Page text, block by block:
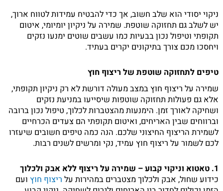
ניקוי יסודי הוא שלב חשוב, אך כדי להבטיח עמידות לטווח ארוך,
יש לשלב גם תחזוקה שוטפת. שמירה על ניקיון יומיומי, איטום
תקופתי וטיפול נכון בבעיות כמו עשבים שוטים ימנעו נזקים
ויחסכו מכם צורך בתיקונים יקרים בעתיד.
טיפים לתחזוקה שוטפת של ריצוף חוץ
שמירה על ריצוף חוץ במצב מעולה דורשת לא רק ניקיון תקופתי,
אלא גם פעולות תחזוקה שוטפות שיסייעו במניעת נזקים
ושחיקה לאורך זמן. הימנעות מהצטברות לכלוך, טיפול נכון ברובה
וברווחים שבין האריחים, ואיטום תקופתי הם צעדים הכרחיים
לשמירת הריצוף החיצוני שלכם. הנה כמה טיפים חשובים שיעזרו
לכם לשמור על ריצוף חוץ עמיד, נקי ומרשים לשנים רבות.
1. טאטוא וניקוי קבוע – שמירה על ריצוף ללא אבק ולכלוך
כידוע שחול, אבק ולכלוך מצטברים במהירות על ריצוף חוץועם